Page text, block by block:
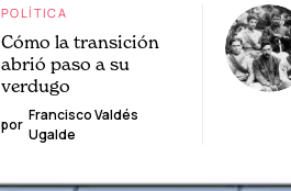
POLÍTICA
Cómo la transición
abrió paso a su
verdugo
por
Francisco Valdés
Ugalde